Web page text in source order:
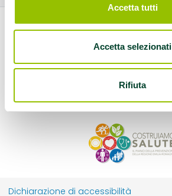
Accetta tutti
Accetta selezionati
Rifiuta
Dichiarazione di accessibilità